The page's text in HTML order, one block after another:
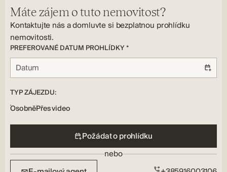
Typ podlahy:
Parkety, Keramické dlaždice
Typ vytápění:
Podlaha, Klimatizace
Bezpečnostní prvky:
Poplašný systém
Úložiště, Terasa, Parkování
Máte zájem o tuto nemovitost?
Kontaktujte nás a domluvte si bezplatnou prohlídku
nemovitosti.
PREFEROVANÉ DATUM PROHLÍDKY *
TYP ZÁJEZDU:
OsobněPřes video
Požádat o prohlídku
nebo